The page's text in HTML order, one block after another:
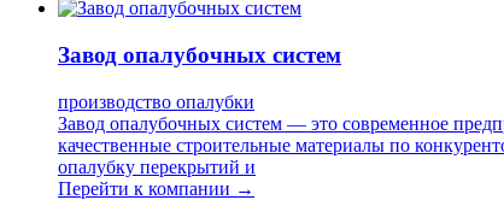
Завод опалубочных систем
производство опалубки
Завод опалубочных систем — это современное
качественные строительные материалы по
опалубку перекрытий и
Перейти к компании →